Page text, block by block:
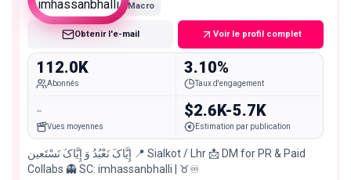
Macro
Obtenir l'e-mail Voir le profil complet
112.0K
Abonnés
3.10%
Taux d'engagement
-
Vues moyennes
$2.6K-5.7K
Estimation par publication
إِیَّاکَ نَعْبُدُ وَ إِیَّاکَ نَسْتَعین 📍 Sialkot / Lhr 📩 DM for PR & Paid
Collabs 👻 SC: imhassanbhalli | ♉♾️